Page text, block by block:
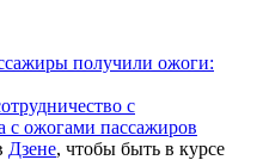
получили ожоги:
с
с ожогами пассажиров
Дзене, чтобы быть в курсе